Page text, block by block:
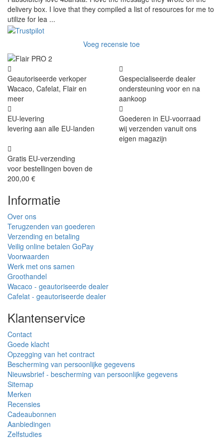
delivery box. I love that they compiled a list of resources for me to
utilize for lea ...
Voeg recensie toe
Geautoriseerde verkoper
Wacaco, Cafelat, Flair en
meer
Gespecialiseerde dealer
ondersteuning voor en na
aankoop
EU-levering
levering aan alle EU-landen
Goederen in EU-voorraad
wij verzenden vanuit ons
eigen magazijn
Gratis EU-verzending
voor bestellingen boven de
200,00 €
Informatie
Over ons
Terugzenden van goederen
Verzending en betaling
Veilig online betalen GoPay
Voorwaarden
Werk met ons samen
Groothandel
Wacaco - geautoriseerde dealer
Cafelat - geautoriseerde dealer
Klantenservice
Contact
Goede klacht
Opzegging van het contract
Bescherming van persoonlijke gegevens
Nieuwsbrief - bescherming van persoonlijke gegevens
Sitemap
Merken
Recensies
Cadeaubonnen
Aanbiedingen
Zelfstudies